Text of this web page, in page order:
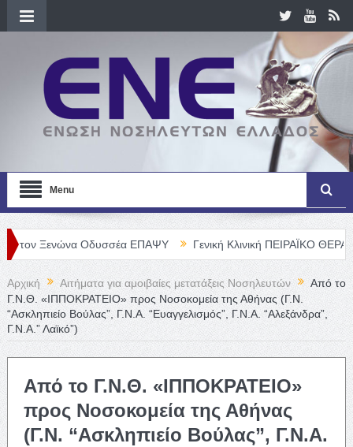
Menu
Οδυσσέα ΕΠΑΨΥ Γενική Κλινική ΠΕΙΡΑΪΚΟ
Αρχική Αιτήματα για αμοιβαίες μετατάξεις Νοσηλευτών
Από το
Γ.Ν.Θ. «ΙΠΠΟΚΡΑΤΕΙΟ» προς Νοσοκομεία της Αθήνας (Γ.Ν.
“Ασκληπιείο Βούλας”, Γ.Ν.Α. “Ευαγγελισμός”, Γ.Ν.Α. “Αλεξάνδρα”,
Γ.Ν.Α.” Λαϊκό”)
Από το Γ.Ν.Θ. «ΙΠΠΟΚΡΑΤΕΙΟ»
προς Νοσοκομεία της Αθήνας
(Γ.Ν. “Ασκληπιείο Βούλας”, Γ.Ν.Α.